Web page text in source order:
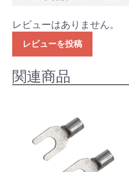
レビューはありません。
レビューを投稿
関連商品